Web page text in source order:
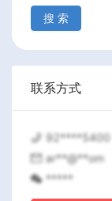
搜 索
联系方式
92****5400
ar**@**om
*****